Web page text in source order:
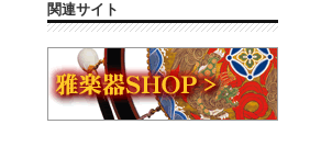
関連サイト